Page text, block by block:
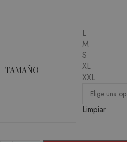
TAMAÑO
L
M
S
XL
XXL
Limpiar